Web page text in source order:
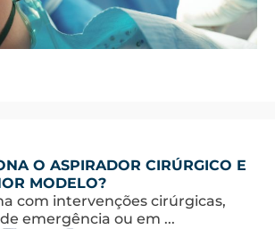
O ASPIRADOR CIRÚRGICO E
MODELO?
com intervenções cirúrgicas,
emergência ou em ...